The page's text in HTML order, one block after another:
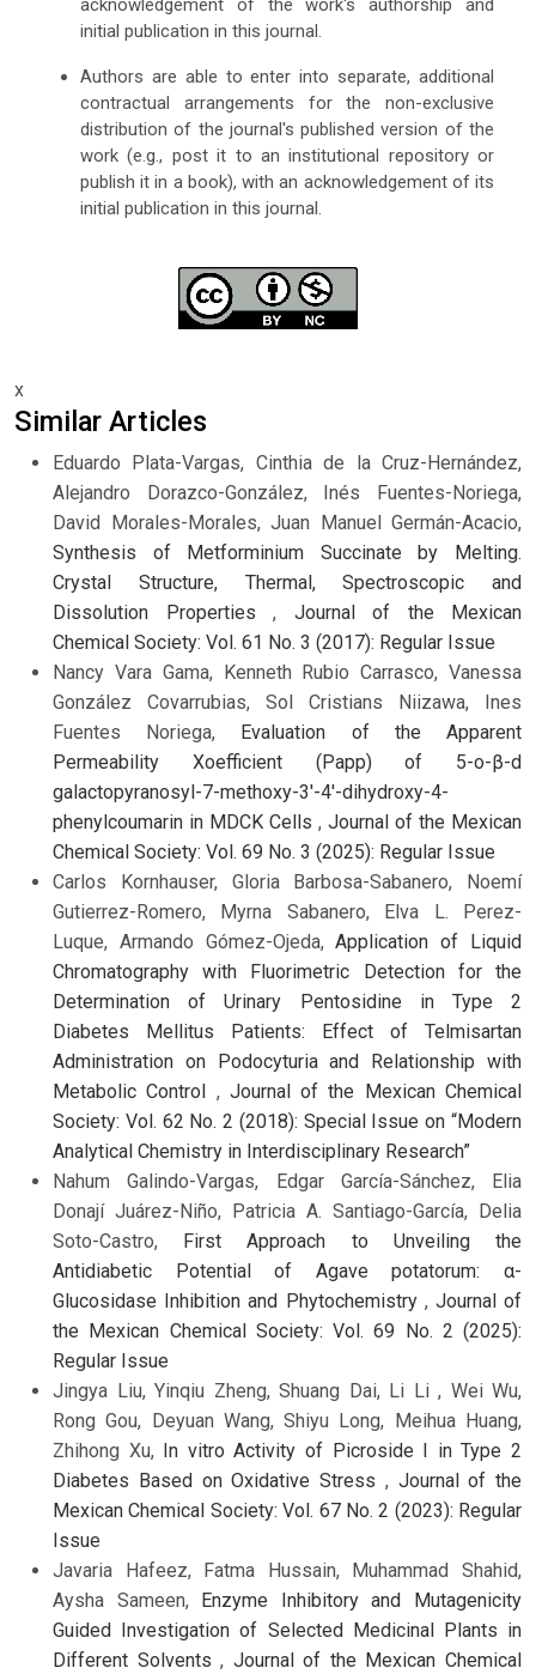
acknowledgement of the work's authorship and
initial publication in this journal.
Authors are able to enter into separate, additional
contractual arrangements for the non-exclusive
distribution of the journal's published version of the
work (e.g., post it to an institutional repository or
publish it in a book), with an acknowledgement of its
initial publication in this journal.
x
Similar Articles
Eduardo Plata-Vargas, Cinthia de la Cruz-Hernández,
Alejandro Dorazco-González, Inés Fuentes-Noriega,
David Morales-Morales, Juan Manuel Germán-Acacio,
Synthesis of Metforminium Succinate by Melting.
Crystal Structure, Thermal, Spectroscopic and
Dissolution Properties , Journal of the Mexican
Chemical Society: Vol. 61 No. 3 (2017): Regular Issue
Nancy Vara Gama, Kenneth Rubio Carrasco, Vanessa
González Covarrubias, Sol Cristians Niizawa, Ines
Fuentes Noriega,
Evaluation of the Apparent
Permeability Xoefficient (Papp) of 5-o-β-d
galactopyranosyl-7-methoxy-3'-4'-dihydroxy-4-
phenylcoumarin in MDCK Cells , Journal of the Mexican
Chemical Society: Vol. 69 No. 3 (2025): Regular Issue
Carlos Kornhauser, Gloria Barbosa-Sabanero, Noemí
Gutierrez-Romero, Myrna Sabanero, Elva L. Perez-
Luque, Armando Gómez-Ojeda,Application of Liquid
Chromatography with Fluorimetric Detection for the
Determination of Urinary Pentosidine in Type 2
Diabetes Mellitus Patients: Effect of Telmisartan
Administration on Podocyturia and Relationship with
Metabolic Control , Journal of the Mexican Chemical
Society: Vol. 62 No. 2 (2018): Special Issue on “Modern
Analytical Chemistry in Interdisciplinary Research”
Nahum Galindo-Vargas, Edgar García-Sánchez, Elia
Donají Juárez-Niño, Patricia A. Santiago-García, Delia
Soto-Castro,
First Approach to Unveiling the
Antidiabetic Potential of Agave potatorum: α-
Glucosidase Inhibition and Phytochemistry , Journal of
the Mexican Chemical Society: Vol. 69 No. 2 (2025):
Regular Issue
Jingya Liu, Yinqiu Zheng, Shuang Dai, Li Li , Wei Wu,
Rong Gou, Deyuan Wang, Shiyu Long, Meihua Huang,
Zhihong Xu,
In vitro Activity of Picroside I in Type 2
Diabetes Based on Oxidative Stress , Journal of the
Mexican Chemical Society: Vol. 67 No. 2 (2023): Regular
Issue
Javaria Hafeez, Fatma Hussain, Muhammad Shahid,
Aysha Sameen,
Enzyme Inhibitory and Mutagenicity
Guided Investigation of Selected Medicinal Plants in
Different Solvents, Journal of the Mexican Chemical